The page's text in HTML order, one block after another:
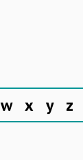
w x y z